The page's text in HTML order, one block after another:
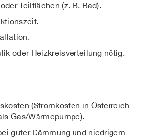
Teilflächen (z. B. Bad).
oder Heizkreisverteilung nötig.
(Stromkosten in Österreich
Gas/Wärmepumpe).
guter Dämmung und niedrigem